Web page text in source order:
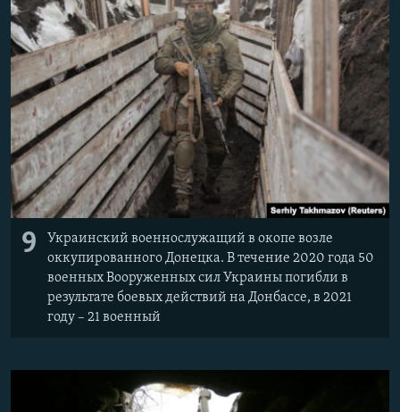
9
Украинский военнослужащий в окопе возле
оккупированного Донецка. В течение 2020 года 50
военных Вооруженных сил Украины погибли в
результате боевых действий на Донбассе, в 2021
году – 21 военный